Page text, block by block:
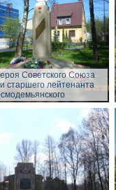
Советского Союза
старшего лейтенанта